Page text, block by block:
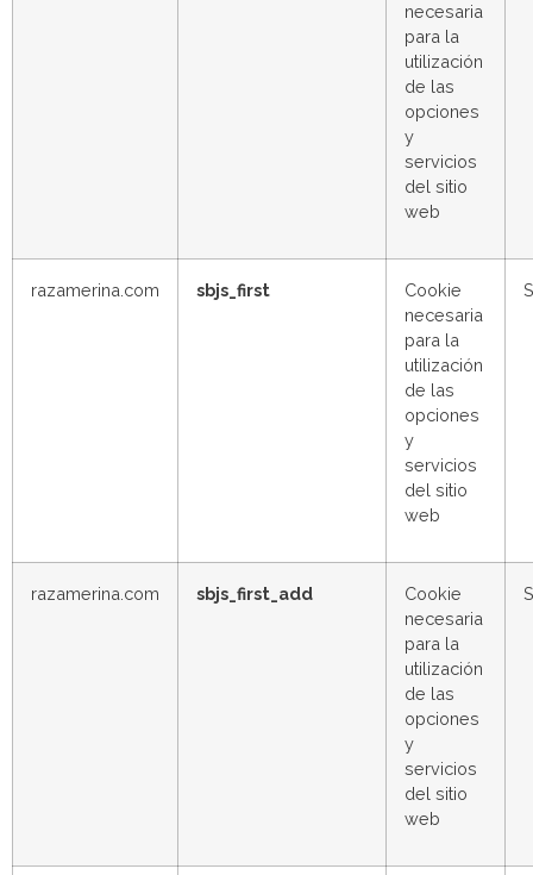
necesaria
para la
utilización
de las
opciones
y
servicios
del sitio
web
razamerina.com sbjs_first
Cookie
necesaria
para la
utilización
de las
opciones
y
servicios
del sitio
web
razamerina.com sbjs_first_add
Cookie
necesaria
para la
utilización
de las
opciones
y
servicios
del sitio
web